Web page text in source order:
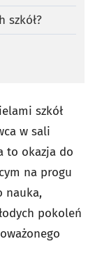
szkół?
szkół
w sali
to okazja do
na progu
nauka,
pokoleń